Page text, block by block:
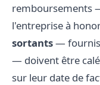
remboursements
l'entreprise à
sortants—
— doivent être
sur leur date de